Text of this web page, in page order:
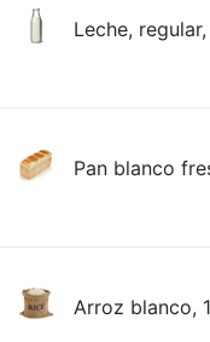
Leche,
Pan blanco
Arroz blanco,